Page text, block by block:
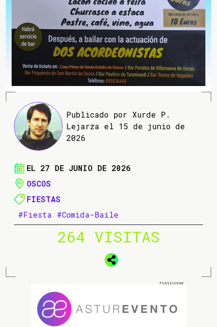
Publicado por Xurde P.
Lejarza el 15 de junio de
2026
EL 27 DE JUNIO DE 2026
OSCOS
FIESTAS
#Fiesta #Comida-Baile
264 VISITAS